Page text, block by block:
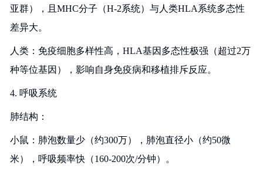
亚群），且MHC分子（H-2系统）与人类HLA系统多态性
差异大。
人类：免疫细胞多样性高，HLA基因多态性极强（超过2万
种等位基因），影响自身免疫病和移植排斥反应。
4. 呼吸系统
肺结构：
小鼠：肺泡数量少（约300万），肺泡直径小（约50微
米），呼吸频率快（160-200次/分钟）。